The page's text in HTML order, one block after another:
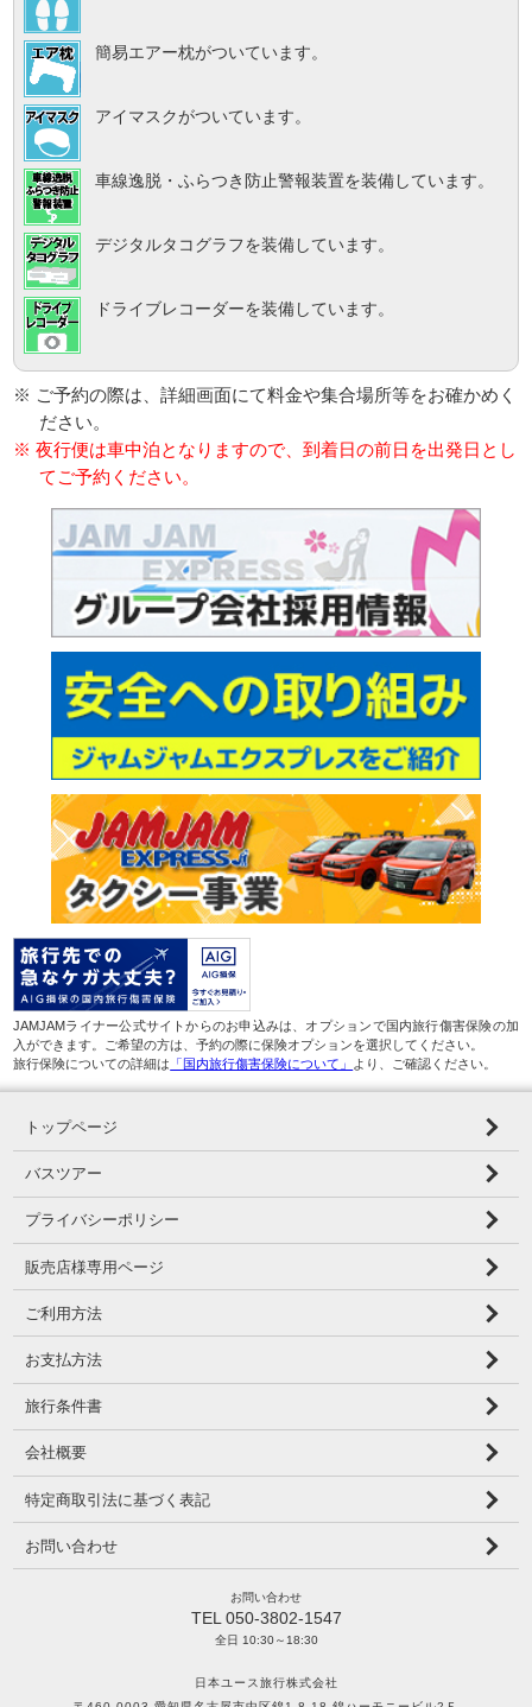
簡易エアー枕がついています。
アイマスクがついています。
車線逸脱・ふらつき防止警報装置を装備しています。
デジタルタコグラフを装備しています。
ドライブレコーダーを装備しています。
※ ご予約の際は、詳細画面にて料金や集合場所等をお確かめく
ださい。
※ 夜行便は車中泊となりますので、到着日の前日を出発日とし
てご予約ください。
JAMJAMライナー公式サイトからのお申込みは、オプションで国内旅行傷害保険の加
入ができます。ご希望の方は、予約の際に保険オプションを選択してください。
旅行保険についての詳細は 「国内旅行傷害保険について」 より、ご確認ください。
トップページ
バスツアー
プライバシーポリシー
販売店様専用ページ
ご利用方法
お支払方法
旅行条件書
会社概要
特定商取引法に基づく表記
お問い合わせ
お問い合わせ
TEL 050-3802-1547
全日 10:30～18:30
日本ユース旅行株式会社